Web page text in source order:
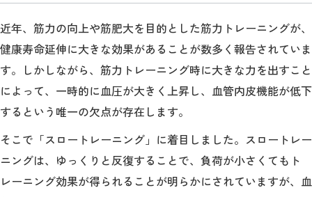
学生生活
留学・国際交流
キャリア
ボランティア
生涯学習・社会連携
近年、筋力の向上や筋肥大を目的とした筋力トレーニングが、
健康寿命延伸に大きな効果があることが数多く報告されていま
す。しかしながら、筋力トレーニング時に大きな力を出すこと
によって、一時的に血圧が大きく上昇し、血管内皮機能が低下
するという唯一の欠点が存在します。
そこで「スロートレーニング」に着目しました。スロートレー
ニングは、ゆっくりと反復することで、負荷が小さくてもト
レーニング効果が得られることが明らかにされていますが、血